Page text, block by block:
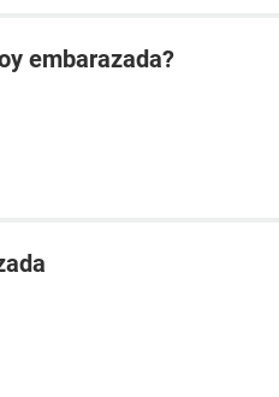
embarazada?